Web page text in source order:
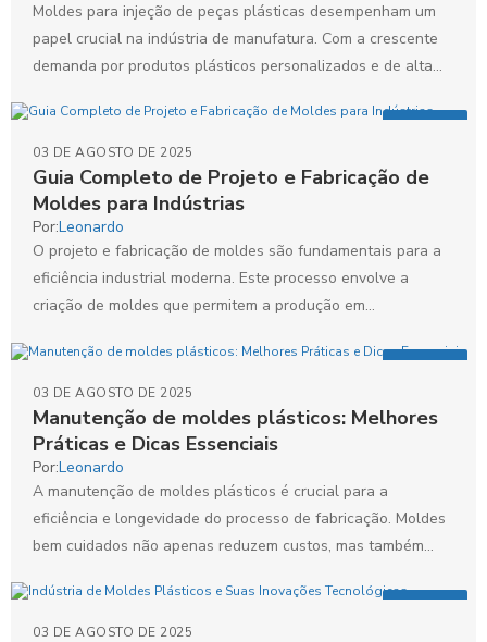
Moldes para injeção de peças plásticas desempenham um
papel crucial na indústria de manufatura. Com a crescente
demanda por produtos plásticos personalizados e de alta...
Guia Completo de Projeto e Fabricação de
Moldes para Indústrias
03 DE AGOSTO DE 2025
Por:Leonardo
O projeto e fabricação de moldes são fundamentais para a
eficiência industrial moderna. Este processo envolve a
criação de moldes que permitem a produção em...
Manutenção de moldes plásticos: Melhores
Práticas e Dicas Essenciais
03 DE AGOSTO DE 2025
Por:Leonardo
A manutenção de moldes plásticos é crucial para a
eficiência e longevidade do processo de fabricação. Moldes
bem cuidados não apenas reduzem custos, mas também...
03 DE AGOSTO DE 2025